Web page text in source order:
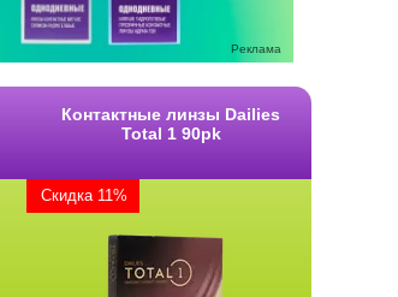
Реклама
Контактные линзы Dailies
Total 1 90pk
Скидка 11%